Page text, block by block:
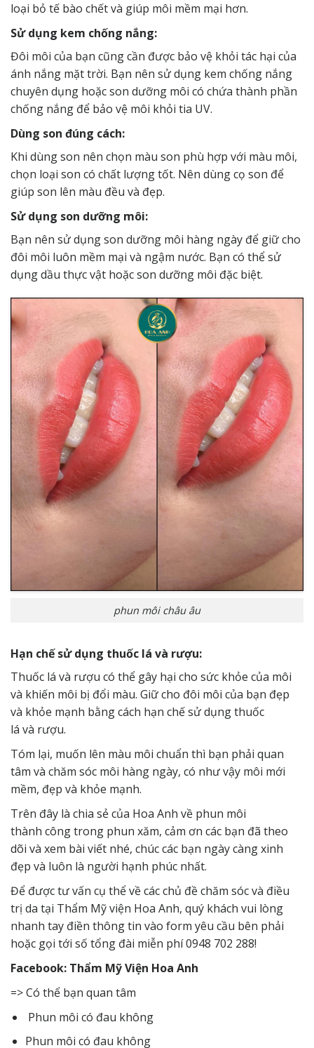
loại bỏ tế bào chết và giúp môi mềm mại hơn.
Sử dụng kem chống nắng:
Đôi môi của bạn cũng cần được bảo vệ khỏi tác hại của
ánh nắng mặt trời. Bạn nên sử dụng kem chống nắng
chuyên dụng hoặc son dưỡng môi có chứa thành phần
chống nắng để bảo vệ môi khỏi tia UV.
Dùng son đúng cách:
Khi dùng son nên chọn màu son phù hợp với màu môi,
chọn loại son có chất lượng tốt. Nên dùng cọ son để
giúp son lên màu đều và đẹp.
Sử dụng son dưỡng môi:
Bạn nên sử dụng son dưỡng môi hàng ngày để giữ cho
đôi môi luôn mềm mại và ngậm nước. Bạn có thể sử
dụng dầu thực vật hoặc son dưỡng môi đặc biệt.
phun môi châu âu
Hạn chế sử dụng thuốc lá và rượu:
Thuốc lá và rượu có thể gây hại cho sức khỏe của môi
và khiến môi bị đổi màu. Giữ cho đôi môi của bạn đẹp
và khỏe mạnh bằng cách hạn chế sử dụng thuốc
lá và rượu.
Tóm lại, muốn lên màu môi chuẩn thì bạn phải quan
tâm và chăm sóc môi hàng ngày, có như vậy môi mới
mềm, đẹp và khỏe mạnh.
Trên đây là chia sẻ của Hoa Anh về phun môi
thành công trong phun xăm, cảm ơn các bạn đã theo
dõi và xem bài viết nhé, chúc các bạn ngày càng xinh
đẹp và luôn là người hạnh phúc nhất.
Để được tư vấn cụ thể về các chủ đề chăm sóc và điều
trị da tại Thẩm Mỹ viện Hoa Anh, quý khách vui lòng
nhanh tay điền thông tin vào form yêu cầu bên phải
hoặc gọi tới số tổng đài miễn phí 0948 702 288!
Facebook: Thẩm Mỹ Viện Hoa Anh
=> Có thể bạn quan tâm
Phun môi có đau không
Phun môi có đau không